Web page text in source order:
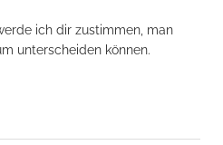
ich dir zustimmen, man
unterscheiden können.